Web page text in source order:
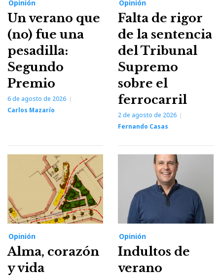
Opinión
Un verano que
(no) fue una
pesadilla:
Segundo
Premio
6 de agosto de 2026
Carlos Mazarío
Opinión
Falta de rigor
de la sentencia
del Tribunal
Supremo
sobre el
ferrocarril
2 de agosto de 2026
Fernando Casas
Opinión
Alma, corazón
y vida
Opinión
Indultos de
verano